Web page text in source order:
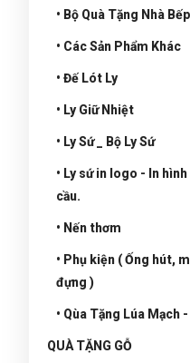
• Bộ Quà Tặng Nhà Bếp
• Các Sản Phẩm Khác
• Đế Lót Ly
• Ly Giữ Nhiệt
• Ly Sứ _ Bộ Ly Sứ
• Ly sứ in logo - In
cầu.
• Nến thơm
• Phụ kiện ( Ống hút,
đựng )
• Qùa Tặng Lúa Mạch
QUÀ TẶNG GỖ